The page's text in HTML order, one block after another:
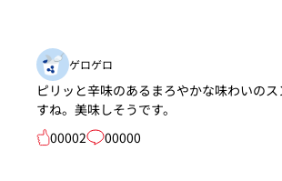
ゲロゲロ
ピリッと辛味のあるまろやかな味わいの
すね。美味しそうです。
00002
00000